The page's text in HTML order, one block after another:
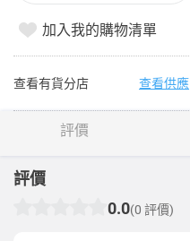
加入我的購物清單
查看有貨分店 查看供應
評價
評價
0.0(0 評價)